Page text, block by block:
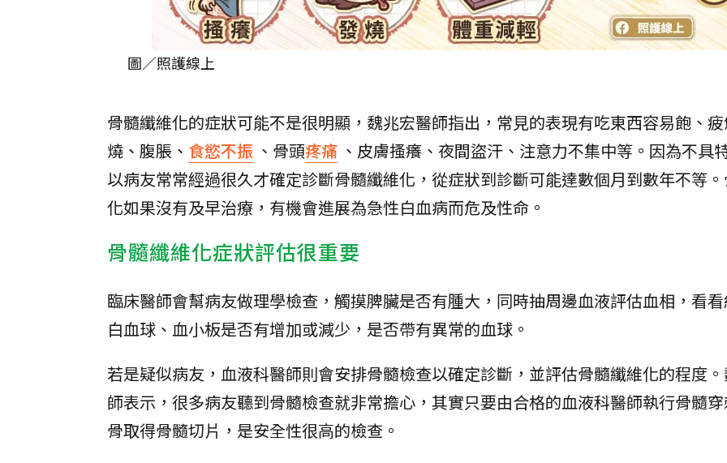
圖／照護線上
骨髓纖維化的症狀可能不是很明顯，魏兆宏醫師指出，常見的表現有吃東西容易飽、
燒、腹脹、 食慾不振 、骨頭疼痛 、皮膚搔癢、夜間盜汗、注意力不集中等。因為不具
以病友常常經過很久才確定診斷骨髓纖維化，從症狀到診斷可能達數個月到數年不等
化如果沒有及早治療，有機會進展為急性白血病而危及性命。
骨髓纖維化症狀評估很重要
臨床醫師會幫病友做理學檢查，觸摸脾臟是否有腫大，同時抽周邊血液評估血相，看
白血球、血小板是否有增加或減少，是否帶有異常的血球。
若是疑似病友，血液科醫師則會安排骨髓檢查以確定診斷，並評估骨髓纖維化的程度
師表示，很多病友聽到骨髓檢查就非常擔心，其實只要由合格的血液科醫師執行骨髓
骨取得骨髓切片，是安全性很高的檢查。